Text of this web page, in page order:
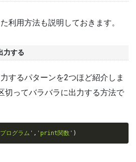
利用方法も説明しておきます。
力する
するパターンを2つほど紹介しま
切ってバラバラに出力する方法で
ログラム' , 'print関数' )